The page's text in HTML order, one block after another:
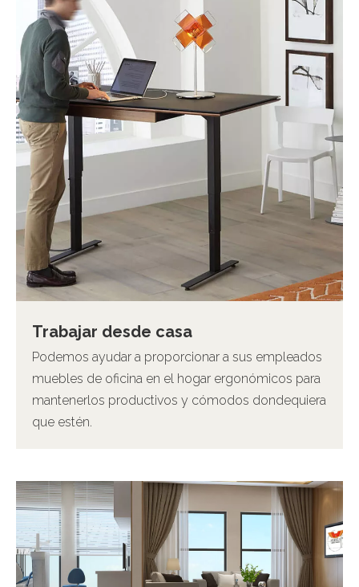
Trabajar desde casa
Podemos ayudar a proporcionar a sus empleados
muebles de oficina en el hogar ergonómicos para
mantenerlos productivos y cómodos dondequiera
que estén.